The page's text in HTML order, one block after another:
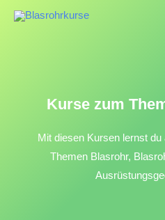
Zum
Kurse zum
Mit diesen Kursen lernst
Themen Blasrohr,